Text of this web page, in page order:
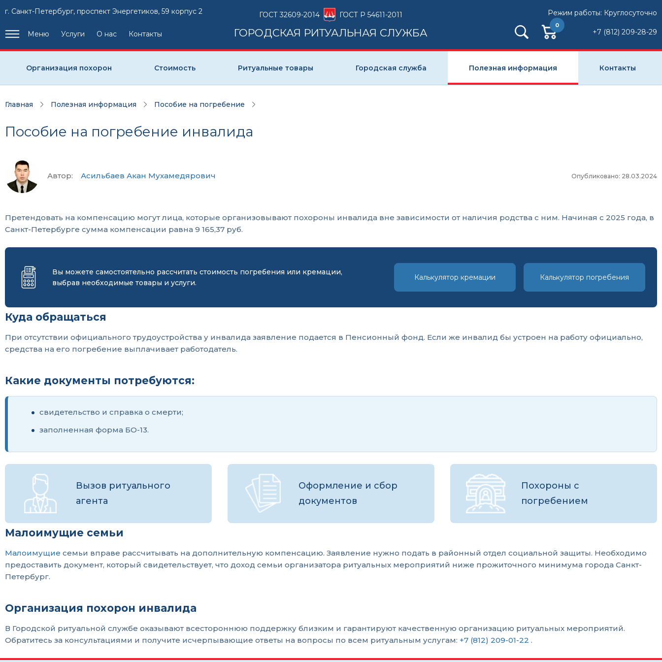
г. Санкт-Петербург, проспект Энергетиков, 59 корпус 2
Меню Услуги О нас Контакты
ГОСТ 32609-2014 ГОСТ Р 54611-2011
ГОРОДСКАЯ РИТУАЛЬНАЯ СЛУЖБА
Режим работы: Круглосуточно
0
+7 (812) 209-28-29
Организация похорон Стоимость Ритуальные товары Городская служба Полезная информация Контакты
Главная Полезная информация Пособие на погребение
Пособие на погребение инвалида
Автор: Асильбаев Акан Мухамедярович Опубликовано: 28.03.2024
Претендовать на компенсацию могут лица, которые организовывают похороны инвалида вне зависимости от наличия родства с ним. Начиная с 2025 года, в
Санкт-Петербурге сумма компенсации равна 9 165,37 руб.
Вы можете самостоятельно рассчитать стоимость погребения или кремации,
выбрав необходимые товары и услуги.
Калькулятор кремации Калькулятор погребения
Куда обращаться
При отсутствии официального трудоустройства у инвалида заявление подается в Пенсионный фонд. Если же инвалид бы устроен на работу официально,
средства на его погребение выплачивает работодатель.
Какие документы потребуются:
свидетельство и справка о смерти;
заполненная форма БО-13.
Вызов ритуального
агента
Оформление и сбор
документов
Похороны с
погребением
Малоимущие семьи
Малоимущие семьи вправе рассчитывать на дополнительную компенсацию. Заявление нужно подать в районный отдел социальной защиты. Необходимо
предоставить документ, который свидетельствует, что доход семьи организатора ритуальных мероприятий ниже прожиточного минимума города Санкт-
Петербург.
Организация похорон инвалида
В Городской ритуальной службе оказывают всестороннюю поддержку близким и гарантируют качественную организацию ритуальных мероприятий.
Обратитесь за консультациями и получите исчерпывающие ответы на вопросы по всем ритуальным услугам: +7 (812) 209-01-22 .